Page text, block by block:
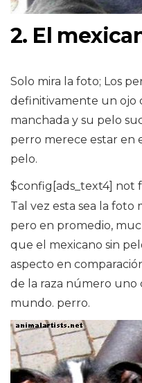
2. El
Solo mira la foto; Los
definitivamente un ojo
manchada y su pelo
perro merece estar en
pelo.
$config[ads_text4] not
Tal vez esta sea la
pero en promedio,
que el mexicano sin
aspecto en
de la raza número uno
mundo. perro.